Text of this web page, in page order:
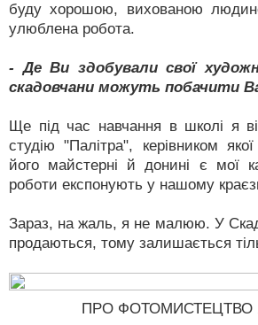
буду хорошою, вихованою
улюблена робота.
- Де Ви здобували свої
скадовчани можуть побачити
Ще під час навчання в школі я
студію "Палітра", керівником
його майстерні й донині є мої
роботи експонують у нашому
Зараз, на жаль, я не малюю. У
продаються, тому залишається
ПРО ФОТОМИСТЕЦТВО